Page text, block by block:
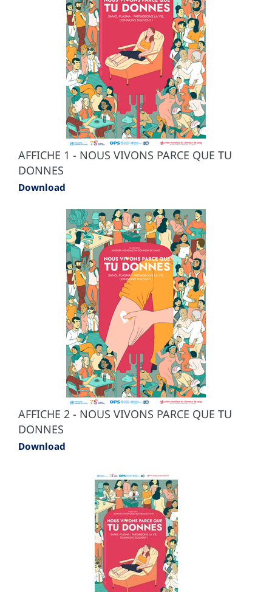
AFFICHE 1 - NOUS VIVONS PARCE QUE TU
DONNES
Download
AFFICHE 2 - NOUS VIVONS PARCE QUE TU
DONNES
Download